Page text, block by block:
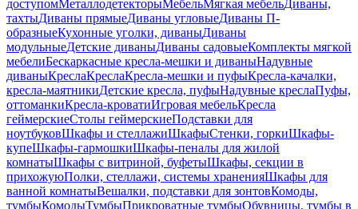
доступомМеталлодетекторыМебельМягкая мебельДиваны,
тахтыДиваны прямыеДиваны угловыеДиваны П-
образныеКухонные уголки, диваныДиваны
модульныеДетские диваныДиваны садовыеКомплекты мягкой
мебелиБескаркасные кресла-мешки и диваныНадувные
диваныКреслаКреслаКресла-мешки и пуфыКресла-качалки,
кресла-маятникиДетские кресла, пуфыНадувные креслаПуфы,
оттоманкиКресла-кроватиИгровая мебельКресла
геймерскиеСтолы геймерскиеПодставки для
ноутбуковШкафы и стеллажиШкафыСтенки, горкиШкафы-
купеШкафы-гармошкиШкафы-пеналы для жилой
комнатыШкафы с витриной, буфетыШкафы, секции в
прихожуюПолки, стеллажи, системы храненияШкафы для
ванной комнатыВешалки, подставки для зонтовКомоды,
тумбыКомодыТумбыПрикроватные тумбыОбувницы, тумбы в